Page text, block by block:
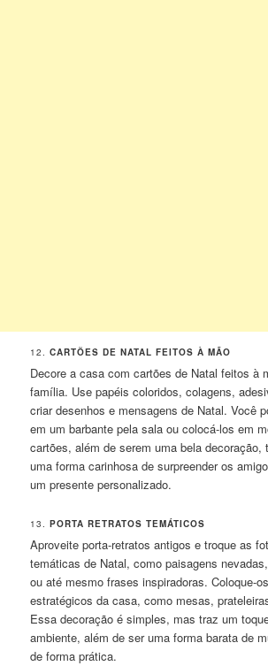
12.CARTÕES DE NATAL FEITOS À MÃO
Decore a casa com cartões de Natal feitos à
família. Use papéis coloridos, colagens,
criar desenhos e mensagens de Natal. Você
em um barbante pela sala ou colocá-los em
cartões, além de serem uma bela decoração,
uma forma carinhosa de surpreender os
um presente personalizado.
13.PORTA RETRATOS TEMÁTICOS
Aproveite porta-retratos antigos e troque as
temáticas de Natal, como paisagens
ou até mesmo frases inspiradoras. Coloque-
estratégicos da casa, como mesas,
Essa decoração é simples, mas traz um
ambiente, além de ser uma forma barata de
de forma prática.